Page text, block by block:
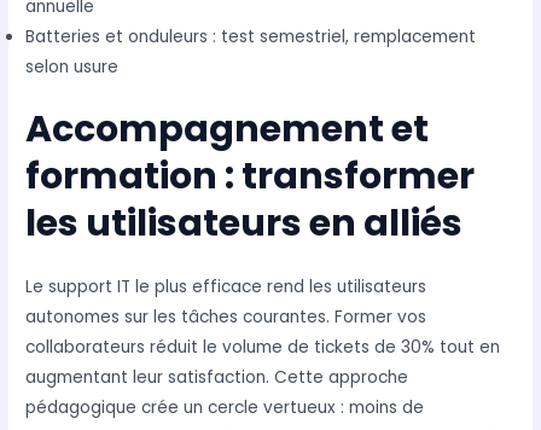
annuelle
Batteries et onduleurs : test semestriel, remplacement
selon usure
Accompagnement et
formation : transformer
les utilisateurs en alliés
Le support IT le plus efficace rend les utilisateurs
autonomes sur les tâches courantes. Former vos
collaborateurs réduit le volume de tickets de 30% tout en
augmentant leur satisfaction. Cette approche
pédagogique crée un cercle vertueux : moins de